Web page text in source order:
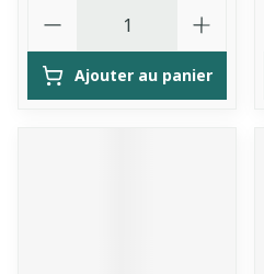
Ajouter au panier